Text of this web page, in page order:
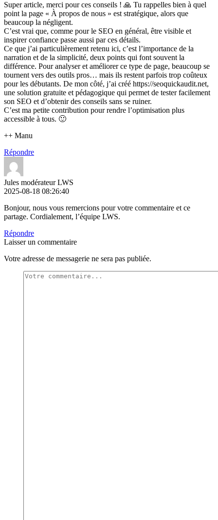
Super article, merci pour ces conseils ! 🙏 Tu rappelles bien à quel
point la page « À propos de nous » est stratégique, alors que
beaucoup la négligent.
C’est vrai que, comme pour le SEO en général, être visible et
inspirer confiance passe aussi par ces détails.
Ce que j’ai particulièrement retenu ici, c’est l’importance de la
narration et de la simplicité, deux points qui font souvent la
différence. Pour analyser et améliorer ce type de page, beaucoup se
tournent vers des outils pros… mais ils restent parfois trop coûteux
pour les débutants. De mon côté, j’ai créé https://seoquickaudit.net,
une solution gratuite et pédagogique qui permet de tester facilement
son SEO et d’obtenir des conseils sans se ruiner.
C’est ma petite contribution pour rendre l’optimisation plus
accessible à tous. 🙂
++ Manu
Répondre
Jules modérateur LWS
2025-08-18 08:26:40
Bonjour, nous vous remercions pour votre commentaire et ce
partage. Cordialement, l’équipe LWS.
Répondre
Laisser un commentaire
Votre adresse de messagerie ne sera pas publiée.